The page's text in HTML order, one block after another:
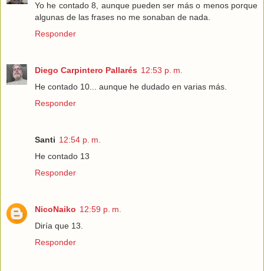
Yo he contado 8, aunque pueden ser más o menos porque
algunas de las frases no me sonaban de nada.
Responder
Diego Carpintero Pallarés 12:53 p. m.
He contado 10... aunque he dudado en varias más.
Responder
Santi 12:54 p. m.
He contado 13
Responder
NicoNaiko 12:59 p. m.
Diría que 13.
Responder